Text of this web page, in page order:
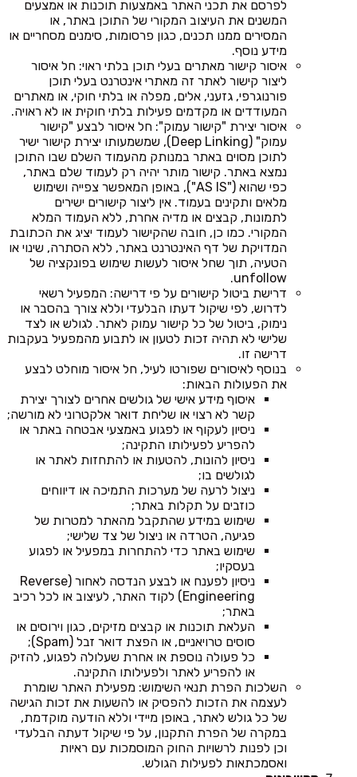
לפרסם את תכני האתר באמצעות תוכנות או אמצעים
המשנים את העיצוב המקורי של התוכן באתר, או
המסירים ממנו תכנים, כגון פרסומות, סימנים מסחריים או
מידע נוסף.
איסור קישור מאתרים בעלי תוכן בלתי ראוי: חל איסור
ליצור קישור לאתר זה מאתרי אינטרנט בעלי תוכן
פורנוגרפי, גזעני, אלים, מפלה או בלתי חוקי, או מאתרים
המעודדים או מקדמים פעילות בלתי חוקית או לא ראויה.
איסור יצירת "קישור עמוק": חל איסור לבצע "קישור
עמוק" (Deep Linking), שמשמעותו יצירת קישור ישיר
לתוכן מסוים באתר במנותק מהעמוד השלם שבו התוכן
נמצא באתר. קישור מותר יהיה רק לעמוד שלם באתר,
כפי שהוא ("AS IS"), באופן המאפשר צפייה ושימוש
מלאים ותקינים בעמוד. אין ליצור קישורים ישירים
לתמונות, קבצים או מדיה אחרת, ללא העמוד המלא
המקורי. כמו כן, חובה שהקישור לעמוד יציג את הכתובת
המדויקת של דף האינטרנט באתר, ללא הסתרה, שינוי או
הטעיה, תוך שחל איסור לעשות שימוש בפונקציה של
unfollow.
דרישת ביטול קישורים על פי דרישה: המפעיל רשאי
לדרוש, לפי שיקול דעתו הבלעדי וללא צורך בהסבר או
נימוק, ביטול של כל קישור עמוק לאתר. לגולש או לצד
שלישי לא תהיה זכות לטעון או לתבוע מהמפעיל בעקבות
דרישה זו.
בנוסף לאיסורים שפורטו לעיל, חל איסור מוחלט לבצע
את הפעולות הבאות:
איסוף מידע אישי של גולשים אחרים לצורך יצירת
קשר לא רצוי או שליחת דואר אלקטרוני לא מורשה;
ניסיון לעקוף או לפגוע באמצעי אבטחה באתר או
להפריע לפעילותו התקינה;
ניסיון להונות, להטעות או להתחזות לאתר או
לגולשים בו;
ניצול לרעה של מערכות התמיכה או דיווחים
כוזבים על תקלות באתר;
שימוש במידע שהתקבל מהאתר למטרות של
פגיעה, הטרדה או ניצול של צד שלישי;
שימוש באתר כדי להתחרות במפעיל או לפגוע
בעסקיו;
ניסיון לפענח או לבצע הנדסה לאחור (Reverse
Engineering) לקוד האתר, לעיצוב או לכל רכיב
באתר;
העלאת תוכנות או קבצים מזיקים, כגון וירוסים או
סוסים טרויאניים, או הפצת דואר זבל (Spam);
כל פעולה נוספת או אחרת שעלולה לפגוע, להזיק
או להפריע לאתר ולפעילותו התקינה.
השלכות הפרת תנאי השימוש: מפעילת האתר שומרת
לעצמה את הזכות להפסיק או להשעות את זכות הגישה
של כל גולש לאתר, באופן מיידי וללא הודעה מוקדמת,
במקרה של הפרת התקנון, על פי שיקול דעתה הבלעדי
וכן לפנות לרשויות החוק המוסמכות עם ראיות
ואסמכתאות לפעילות הגולש.